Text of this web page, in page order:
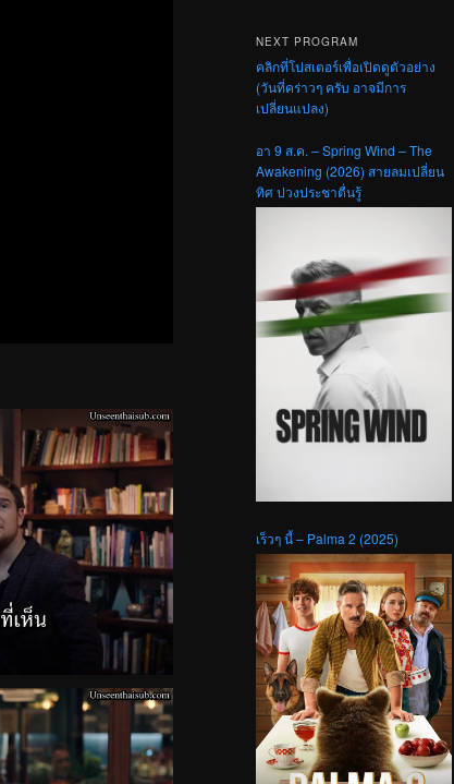
NEXT PROGRAM
คลิกที่โปสเตอร์เพื่อเปิดดูตัวอย่าง
(วันที่คร่าวๆ ครับ อาจมีการ
เปลี่ยนแปลง)
อา 9 ส.ค. – Spring Wind – The
Awakening (2026) สายลมเปลี่ยน
ทิศ ปวงประชาตื่นรู้
เร็วๆ นี้ – Palma 2 (2025)